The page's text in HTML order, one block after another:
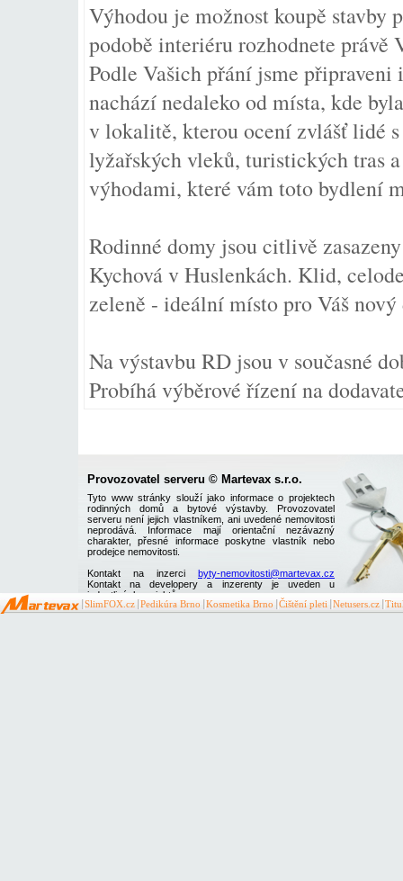
Výhodou je možnost koupě stavby
podobě interiéru rozhodnete právě
Podle Vašich přání jsme připraveni
nachází nedaleko od místa, kde
v lokalitě, kterou ocení zvlášť lidé
lyžařských vleků, turistických tras
výhodami, které vám toto bydlení
Rodinné domy jsou citlivě
Kychová v Huslenkách. Klid,
zeleně - ideální místo pro Váš nový
Na výstavbu RD jsou v současné
Probíhá výběrové řízení na
Provozovatel serveru © Martevax s.r.o.
Tyto www stránky slouží jako informace o projektech
rodinných domů a bytové výstavby. Provozovatel
serveru není jejich vlastníkem, ani uvedené nemovitosti
neprodává. Informace mají orientační nezávazný
charakter, přesné informace poskytne vlastník nebo
prodejce nemovitosti.
Kontakt na inzerci byty-nemovitosti@martevax.cz
Kontakt na developery a inzerenty je uveden u
jednotlivých projektů
SlimFOX.cz Pedikúra Brno Kosmetika Brno Čištění pleti Netusers.cz